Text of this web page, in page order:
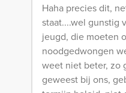
Haha precies dit,
staat....wel gunstig
jeugd, die moeten
noodgedwongen
weet niet beter, zo
geweest bij ons,